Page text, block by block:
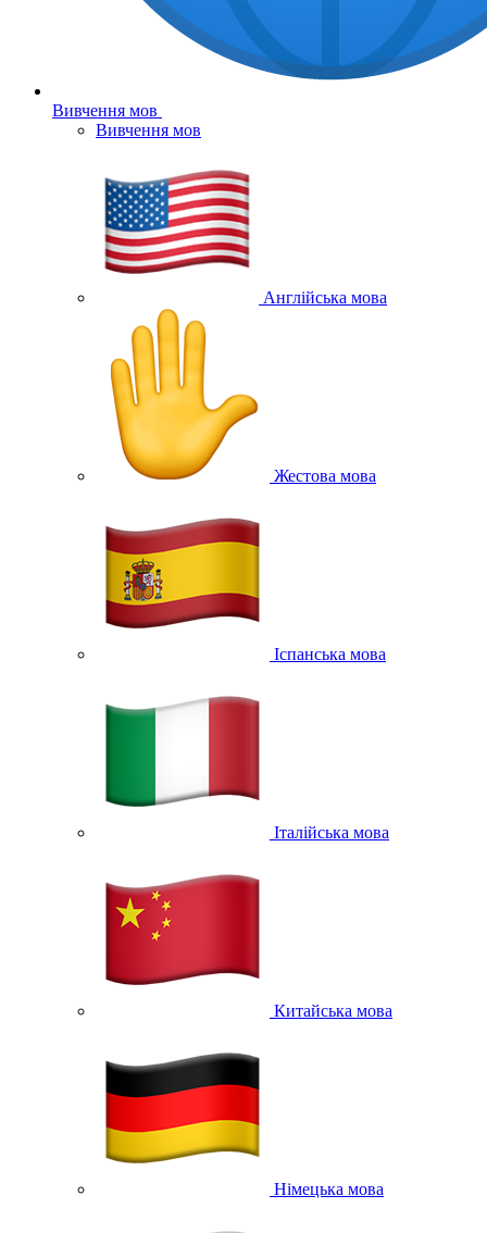
Вивчення мов
Вивчення мов
Англійська мова
Жестова мова
Іспанська мова
Італійська мова
Китайська мова
Німецька мова